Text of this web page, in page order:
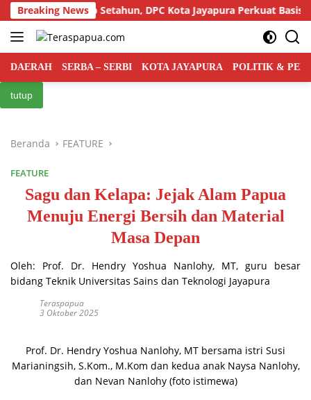
Langsung
ke
konten
Breaking News
Genap Setahun, DPC Kota Jayapura Perkuat Basis dan
DAERAH SERBA – SERBI KOTA JAYAPURA POLITIK &
tutup
Beranda FEATURE
FEATURE
Sagu dan Kelapa: Jejak Alam Papua
Menuju Energi Bersih dan Material
Masa Depan
Oleh: Prof. Dr. Hendry Yoshua Nanlohy, MT, guru besar
bidang Teknik Universitas Sains dan Teknologi Jayapura
Teraspapua
3 Oktober 2025
Prof. Dr. Hendry Yoshua Nanlohy, MT bersama istri Susi
Marianingsih, S.Kom., M.Kom dan kedua anak Naysa Nanlohy,
dan Nevan Nanlohy (foto istimewa)